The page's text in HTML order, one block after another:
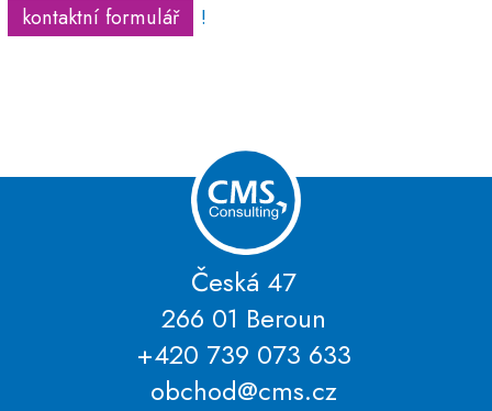
kontaktní formulář
!
Česká 47
266 01 Beroun
+420 739 073 633
obchod@cms.cz